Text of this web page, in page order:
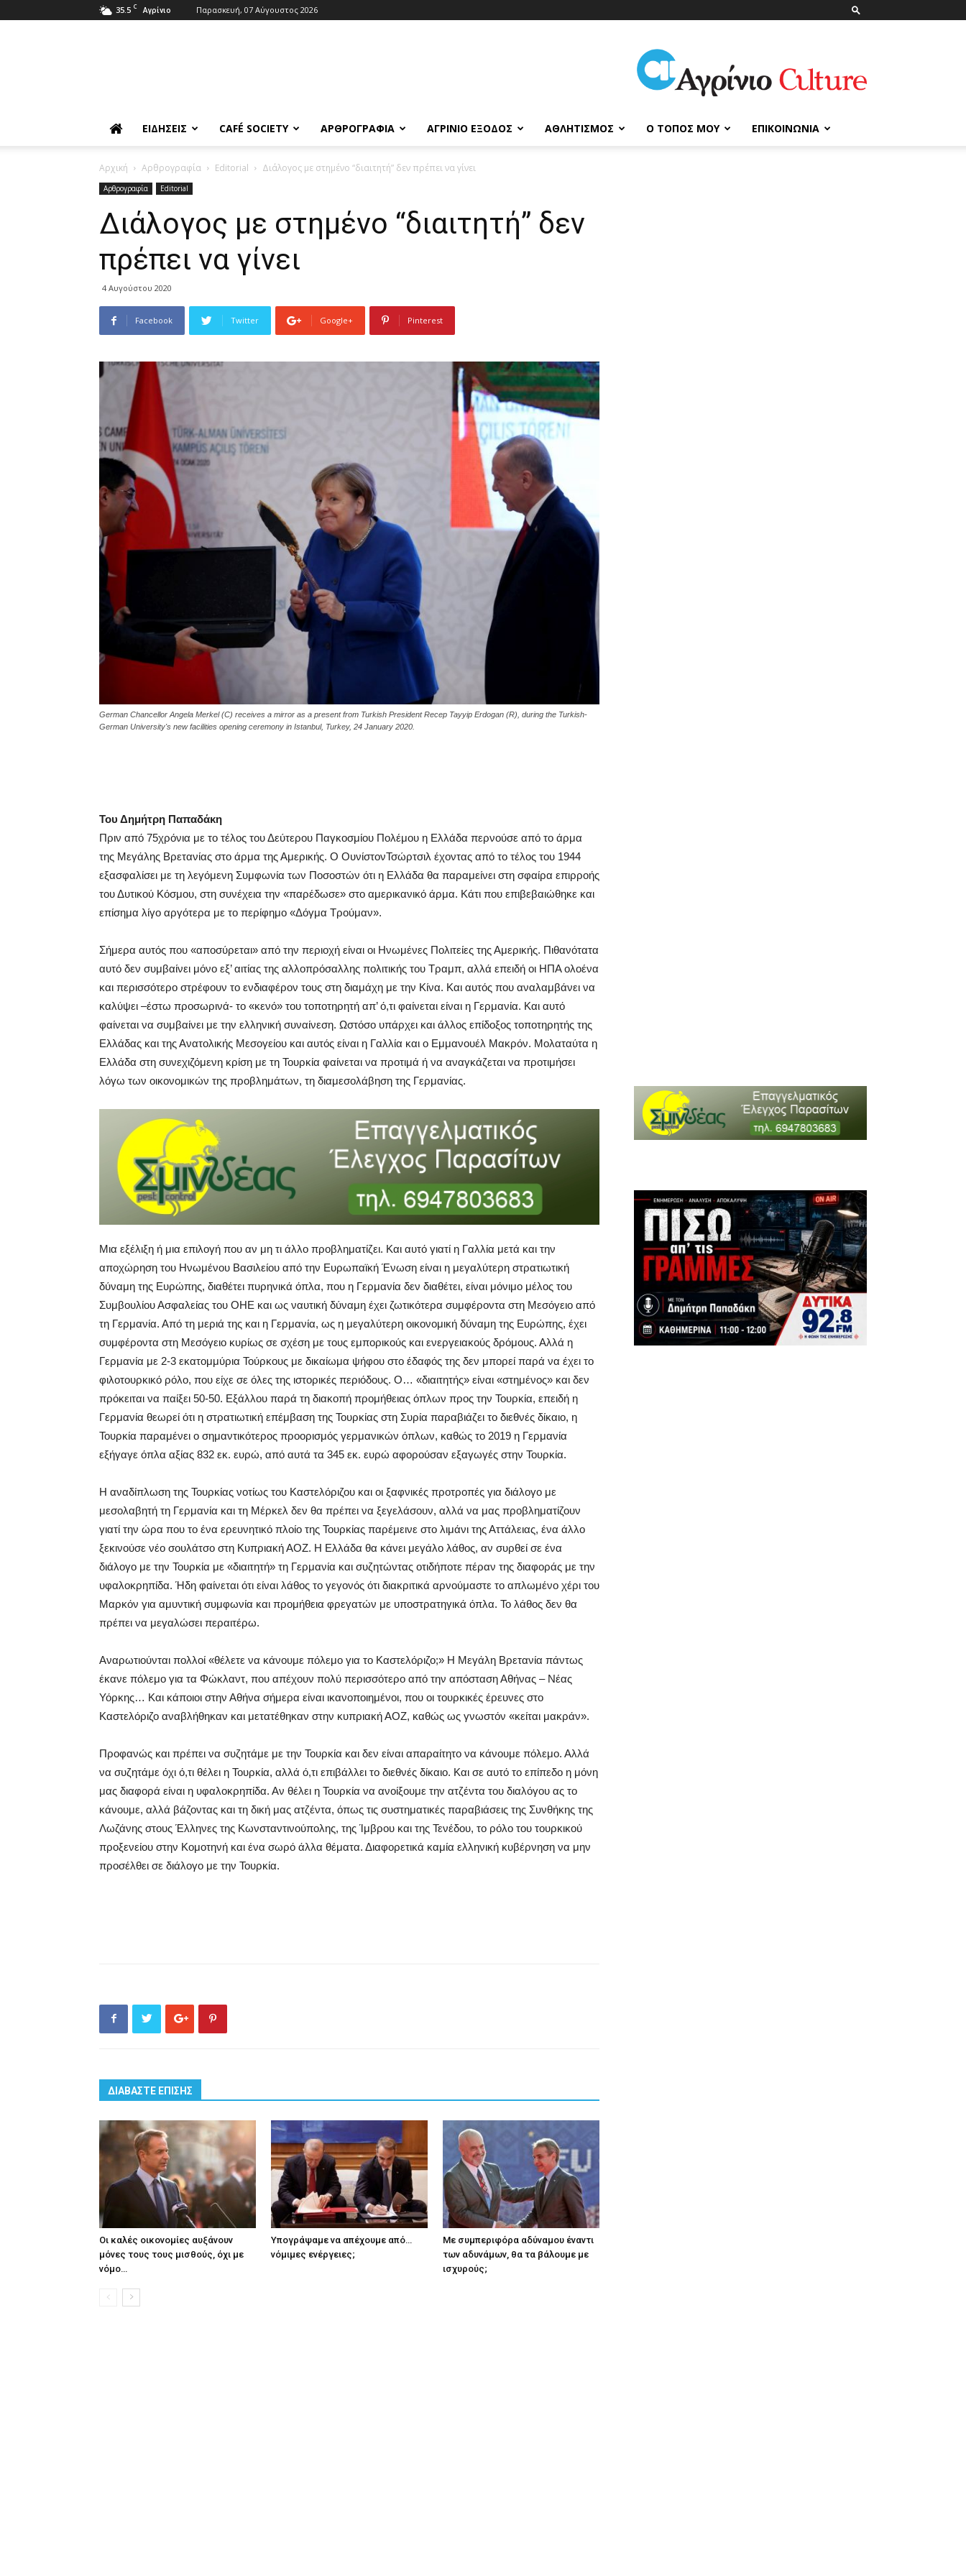
35.5 C Αγρίνιο Παρασκευή, 07 Αύγουστος 2026
ΑγρίνιοCulture
ΕΙΔΉΣΕΙΣ CAFÉ SOCIETY ΑΡΘΡΟΓΡΑΦΊΑ ΑΓΡΊΝΙΟ ΈΞΟΔΟΣ ΑΘΛΗΤΙΣΜΌΣ Ο ΤΌΠΟΣ ΜΟΥ ΕΠΙΚΟΙΝΩΝΊΑ
Αρχική Αρθρογραφία Editorial Διάλογος με στημένο “διαιτητή” δεν πρέπει να γίνει
Αρθρογραφία Editorial
Διάλογος με στημένο “διαιτητή” δεν
πρέπει να γίνει
4 Αυγούστου 2020
Facebook Twitter Google+ Pinterest
German Chancellor Angela Merkel (C) receives a mirror as a present from Turkish President Recep Tayyip Erdogan (R), during the Turkish-
German University's new facilities opening ceremony in Istanbul, Turkey, 24 January 2020.
Του Δημήτρη Παπαδάκη
Πριν από 75χρόνια με το τέλος του Δεύτερου Παγκοσμίου Πολέμου η Ελλάδα περνούσε από το άρμα
της Μεγάλης Βρετανίας στο άρμα της Αμερικής. Ο ΟυνίστονΤσώρτσιλ έχοντας από το τέλος του 1944
εξασφαλίσει με τη λεγόμενη Συμφωνία των Ποσοστών ότι η Ελλάδα θα παραμείνει στη σφαίρα επιρροής
του Δυτικού Κόσμου, στη συνέχεια την «παρέδωσε» στο αμερικανικό άρμα. Κάτι που επιβεβαιώθηκε και
επίσημα λίγο αργότερα με το περίφημο «Δόγμα Τρούμαν».
Σήμερα αυτός που «αποσύρεται» από την περιοχή είναι οι Ηνωμένες Πολιτείες της Αμερικής. Πιθανότατα
αυτό δεν συμβαίνει μόνο εξ’ αιτίας της αλλοπρόσαλλης πολιτικής του Τραμπ, αλλά επειδή οι ΗΠΑ ολοένα
και περισσότερο στρέφουν το ενδιαφέρον τους στη διαμάχη με την Κίνα. Και αυτός που αναλαμβάνει να
καλύψει –έστω προσωρινά- το «κενό» του τοποτηρητή απ’ ό,τι φαίνεται είναι η Γερμανία. Και αυτό
φαίνεται να συμβαίνει με την ελληνική συναίνεση. Ωστόσο υπάρχει και άλλος επίδοξος τοποτηρητής της
Ελλάδας και της Ανατολικής Μεσογείου και αυτός είναι η Γαλλία και ο Εμμανουέλ Μακρόν. Μολαταύτα η
Ελλάδα στη συνεχιζόμενη κρίση με τη Τουρκία φαίνεται να προτιμά ή να αναγκάζεται να προτιμήσει
λόγω των οικονομικών της προβλημάτων, τη διαμεσολάβηση της Γερμανίας.
Μια εξέλιξη ή μια επιλογή που αν μη τι άλλο προβληματίζει. Και αυτό γιατί η Γαλλία μετά και την
αποχώρηση του Ηνωμένου Βασιλείου από την Ευρωπαϊκή Ένωση είναι η μεγαλύτερη στρατιωτική
δύναμη της Ευρώπης, διαθέτει πυρηνικά όπλα, που η Γερμανία δεν διαθέτει, είναι μόνιμο μέλος του
Συμβουλίου Ασφαλείας του ΟΗΕ και ως ναυτική δύναμη έχει ζωτικότερα συμφέροντα στη Μεσόγειο από
τη Γερμανία. Από τη μεριά της και η Γερμανία, ως η μεγαλύτερη οικονομική δύναμη της Ευρώπης, έχει
συμφέροντα στη Μεσόγειο κυρίως σε σχέση με τους εμπορικούς και ενεργειακούς δρόμους. Αλλά η
Γερμανία με 2-3 εκατομμύρια Τούρκους με δικαίωμα ψήφου στο έδαφός της δεν μπορεί παρά να έχει το
φιλοτουρκικό ρόλο, που είχε σε όλες της ιστορικές περιόδους. Ο… «διαιτητής» είναι «στημένος» και δεν
πρόκειται να παίξει 50-50. Εξάλλου παρά τη διακοπή προμήθειας όπλων προς την Τουρκία, επειδή η
Γερμανία θεωρεί ότι η στρατιωτική επέμβαση της Τουρκίας στη Συρία παραβιάζει το διεθνές δίκαιο, η
Τουρκία παραμένει ο σημαντικότερος προορισμός γερμανικών όπλων, καθώς το 2019 η Γερμανία
εξήγαγε όπλα αξίας 832 εκ. ευρώ, από αυτά τα 345 εκ. ευρώ αφορούσαν εξαγωγές στην Τουρκία.
Η αναδίπλωση της Τουρκίας νοτίως του Καστελόριζου και οι ξαφνικές προτροπές για διάλογο με
μεσολαβητή τη Γερμανία και τη Μέρκελ δεν θα πρέπει να ξεγελάσουν, αλλά να μας προβληματίζουν
γιατί την ώρα που το ένα ερευνητικό πλοίο της Τουρκίας παρέμεινε στο λιμάνι της Αττάλειας, ένα άλλο
ξεκινούσε νέο σουλάτσο στη Κυπριακή ΑΟΖ. Η Ελλάδα θα κάνει μεγάλο λάθος, αν συρθεί σε ένα
διάλογο με την Τουρκία με «διαιτητή» τη Γερμανία και συζητώντας οτιδήποτε πέραν της διαφοράς με την
υφαλοκρηπίδα. Ήδη φαίνεται ότι είναι λάθος το γεγονός ότι διακριτικά αρνούμαστε το απλωμένο χέρι του
Μαρκόν για αμυντική συμφωνία και προμήθεια φρεγατών με υποστρατηγικά όπλα. Το λάθος δεν θα
πρέπει να μεγαλώσει περαιτέρω.
Αναρωτιούνται πολλοί «θέλετε να κάνουμε πόλεμο για το Καστελόριζο;» Η Μεγάλη Βρετανία πάντως
έκανε πόλεμο για τα Φώκλαντ, που απέχουν πολύ περισσότερο από την απόσταση Αθήνας – Νέας
Υόρκης… Και κάποιοι στην Αθήνα σήμερα είναι ικανοποιημένοι, που οι τουρκικές έρευνες στο
Καστελόριζο αναβλήθηκαν και μετατέθηκαν στην κυπριακή ΑΟΖ, καθώς ως γνωστόν «κείται μακράν».
Προφανώς και πρέπει να συζητάμε με την Τουρκία και δεν είναι απαραίτητο να κάνουμε πόλεμο. Αλλά
να συζητάμε όχι ό,τι θέλει η Τουρκία, αλλά ό,τι επιβάλλει το διεθνές δίκαιο. Και σε αυτό το επίπεδο η μόνη
μας διαφορά είναι η υφαλοκρηπίδα. Αν θέλει η Τουρκία να ανοίξουμε την ατζέντα του διαλόγου ας το
κάνουμε, αλλά βάζοντας και τη δική μας ατζέντα, όπως τις συστηματικές παραβιάσεις της Συνθήκης της
Λωζάνης στους Έλληνες της Κωνσταντινούπολης, της Ίμβρου και της Τενέδου, το ρόλο του τουρκικού
προξενείου στην Κομοτηνή και ένα σωρό άλλα θέματα. Διαφορετικά καμία ελληνική κυβέρνηση να μην
προσέλθει σε διάλογο με την Τουρκία.
ΔΙΑΒΑΣΤΕ ΕΠΙΣΗΣ
Οι καλές οικονομίες αυξάνουν
μόνες τους τους μισθούς, όχι με
νόμο…
Υπογράψαμε να απέχουμε από…
νόμιμες ενέργειες;
Με συμπεριφόρα αδύναμου έναντι
των αδυνάμων, θα τα βάλουμε με
ισχυρούς;